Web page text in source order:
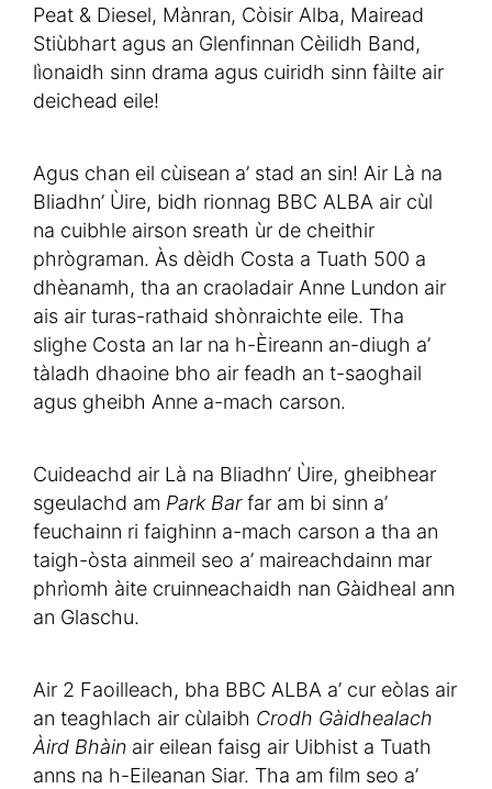
Peat & Diesel, Mànran, Còisir Alba, Mairead
Stiùbhart agus an Glenfinnan Cèilidh Band,
lìonaidh sinn drama agus cuiridh sinn fàilte air
deichead eile!
Agus chan eil cùisean a’ stad an sin! Air Là na
Bliadhn’ Ùire, bidh rionnag BBC ALBA air cùl
na cuibhle airson sreath ùr de cheithir
phrògraman. Às dèidh Costa a Tuath 500 a
dhèanamh, tha an craoladair Anne Lundon air
ais air turas-rathaid shònraichte eile. Tha
slighe Costa an Iar na h-Èireann an-diugh a’
tàladh dhaoine bho air feadh an t-saoghail
agus gheibh Anne a-mach carson.
Cuideachd air Là na Bliadhn’ Ùire, gheibhear
sgeulachd am Park Barfar am bi sinn a’
feuchainn ri faighinn a-mach carson a tha an
taigh-òsta ainmeil seo a’ maireachdainn mar
phrìomh àite cruinneachaidh nan Gàidheal ann
an Glaschu.
Air 2 Faoilleach, bha BBC ALBA a’ cur eòlas air
an teaghlach air cùlaibh Crodh Gàidhealach
Àird Bhàin air eilean faisg air Uibhist a Tuath
anns na h-Eileanan Siar. Tha am film seo a’